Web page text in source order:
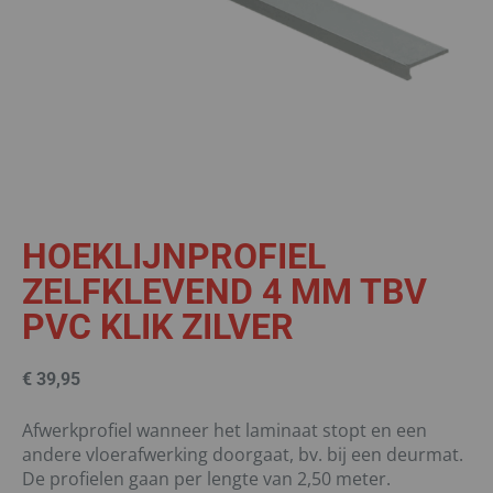
HOEKLIJNPROFIEL
ZELFKLEVEND 4 MM TBV
PVC KLIK ZILVER
€ 39,95
Afwerkprofiel wanneer het laminaat stopt en een
andere vloerafwerking doorgaat, bv. bij een deurmat.
De profielen gaan per lengte van 2,50 meter.